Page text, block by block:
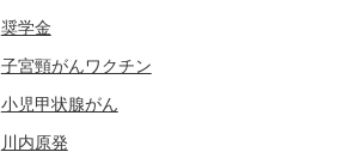
奨学金
子宮頸がんワクチン
小児甲状腺がん
川内原発